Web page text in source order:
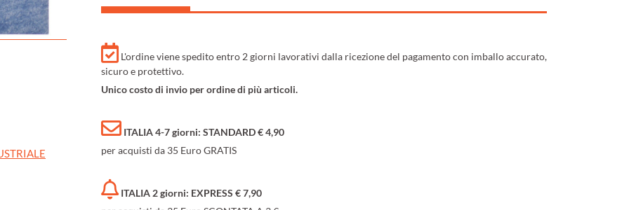
L'ordine viene spedito entro 2 giorni lavorativi dalla ricezione del pagamento con imballo accurato,
sicuro e protettivo.
Unico costo di invio per ordine di più articoli.
ITALIA 4-7 giorni: STANDARD € 4,90
per acquisti da 35 Euro GRATIS
ITALIA 2 giorni: EXPRESS € 7,90